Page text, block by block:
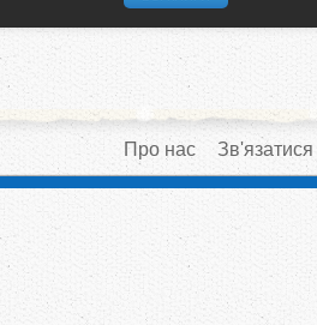
Про нас